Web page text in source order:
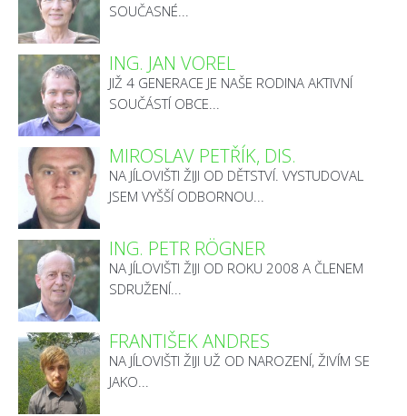
SOUČASNÉ...
ING. JAN VOREL
JIŽ 4 GENERACE JE NAŠE RODINA AKTIVNÍ
SOUČÁSTÍ OBCE...
MIROSLAV PETŘÍK, DIS.
NA JÍLOVIŠTI ŽIJI OD DĚTSTVÍ. VYSTUDOVAL
JSEM VYŠŠÍ ODBORNOU...
ING. PETR RÖGNER
NA JÍLOVIŠTI ŽIJI OD ROKU 2008 A ČLENEM
SDRUŽENÍ...
FRANTIŠEK ANDRES
NA JÍLOVIŠTI ŽIJI UŽ OD NAROZENÍ, ŽIVÍM SE
JAKO...